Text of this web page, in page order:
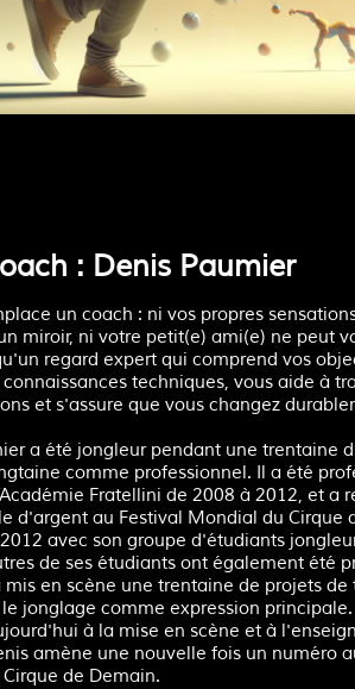
: Denis Paumier
un coach : ni vos propres
miroir, ni votre petit(e) ami(e) ne peut
regard expert qui comprend vos
techniques, vous aide à
et s'assure que vous changez
a été jongleur pendant une trentaine
comme professionnel. Il a été
Fratellini de 2008 à 2012, et a
d'argent au Festival Mondial du Cirque
avec son groupe d'étudiants
de ses étudiants ont également été
mis en scène une trentaine de projets de
jonglage comme expression principale.
à la mise en scène et à
amène une nouvelle fois un numéro
de Demain.